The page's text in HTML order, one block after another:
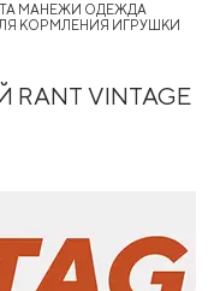
МАНЕЖИ ОДЕЖДА
КОРМЛЕНИЯ ИГРУШКИ
VINTAGE